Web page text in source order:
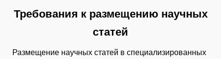
Требования к размещению научных
статей
Размещение научных статей в специализированных